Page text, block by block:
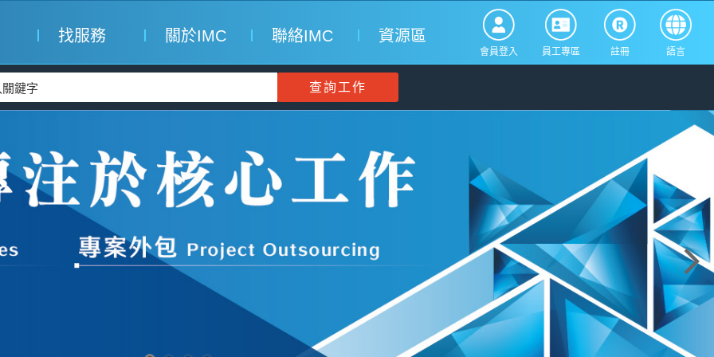
會員登入 員工專區 註冊 語言
找服務 關於IMC 聯絡IMC 資源區
查詢工作